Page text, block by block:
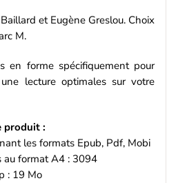
et Eugène Greslou. Choix
M.
en forme spécifiquement pour
lecture optimales sur votre
produit :
les formats Epub, Pdf, Mobi
au format A4 : 3094
: 19 Mo